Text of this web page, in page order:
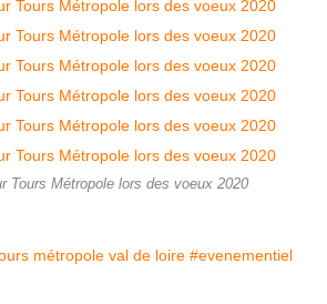
Tours Métropole lors des voeux 2020
métropole val de loire #evenementiel